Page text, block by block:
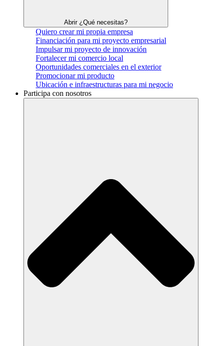
Abrir ¿Qué necesitas?
Quiero crear mi propia empresa
Financiación para mi proyecto empresarial
Impulsar mi proyecto de innovación
Fortalecer mi comercio local
Oportunidades comerciales en el exterior
Promocionar mi producto
Ubicación e infraestructuras para mi negocio
Participa con nosotros